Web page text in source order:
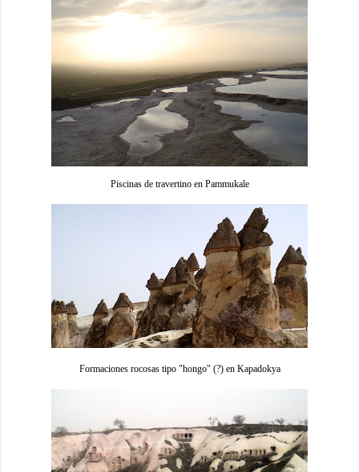
Piscinas de travertino en Pammukale
Formaciones rocosas tipo "hongo" (?) en Kapadokya